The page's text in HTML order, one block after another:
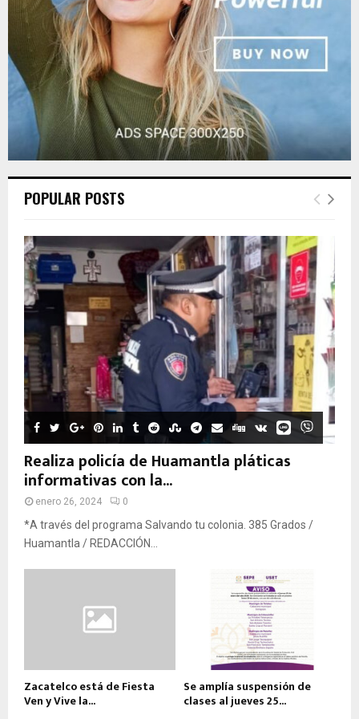
POPULAR POSTS
Realiza policía de Huamantla pláticas
informativas con la...
enero 26, 2024 0
*A través del programa Salvando tu colonia. 385 Grados /
Huamantla / REDACCIÓN...
Zacatelco está de Fiesta
Ven y Vive la...
Se amplía suspensión de
clases al jueves 25...